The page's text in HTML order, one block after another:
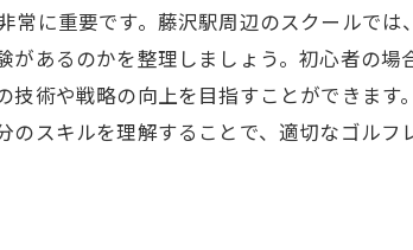
に重要です。藤沢駅周辺のスクールで
あるのかを整理しましょう。初心者の
術や戦略の向上を目指すことができます
スキルを理解することで、適切なゴル